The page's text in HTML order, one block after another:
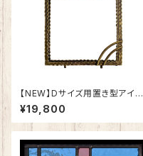
【NEW】Dサイズ用置き型アイア
ンフレーム「PSD-03」
¥19,800